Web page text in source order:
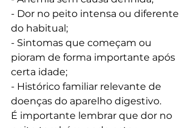
- Dor no peito intensa ou diferente
do habitual;
- Sintomas que começam ou
pioram de forma importante após
certa idade;
- Histórico familiar relevante de
doenças do aparelho digestivo.
É importante lembrar que dor no